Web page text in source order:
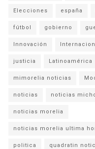
Elecciones españa
fútbol gobierno
Innovación
justicia Latinoamérica
mimorelia noticias
noticias noticias
noticias morelia
noticias morelia ultima
politica quadratin